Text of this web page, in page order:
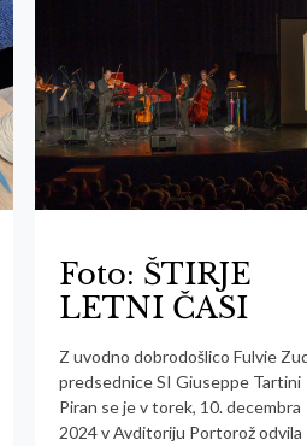
Foto: ŠTIRJE
LETNI ČASI
Z uvodno dobrodošlico Fulvie
predsednice SI Giuseppe Tartini
Piran se je v torek, 10. decembra
2024 v Avditoriju Portorož odvila